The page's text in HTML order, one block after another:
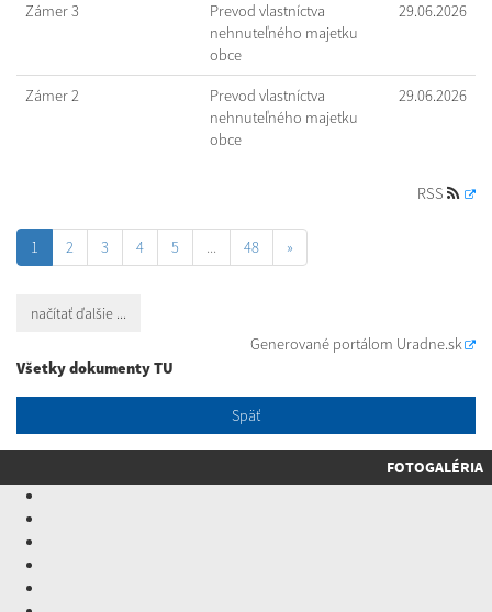
Zámer 3
Prevod vlastníctva
nehnuteľného majetku
obce
29.06.2026
Zámer 2
Prevod vlastníctva
nehnuteľného majetku
obce
29.06.2026
RSS
1 2 3 4 5 ... 48 »
načítať ďalšie ...
Generované portálom Uradne.sk
Všetky dokumenty TU
Späť
FOTOGALÉRIA